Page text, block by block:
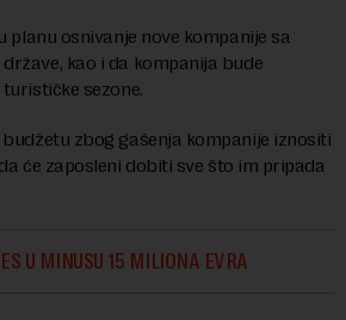
planu osnivanje nove kompanije sa
kao i da kompanija bude
sezone.
budžetu zbog gašenja kompanije iznositi
će zaposleni dobiti sve što im pripada
U MINUSU 15 MILIONA EVRA